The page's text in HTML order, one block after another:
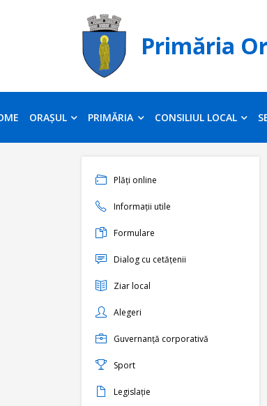
Primăria
ORAȘUL PRIMĂRIA CONSILIUL LOCAL
Plăți online
Informații utile
Formulare
Dialog cu cetățenii
Ziar local
Alegeri
Guvernanță corporativă
Sport
Legislație